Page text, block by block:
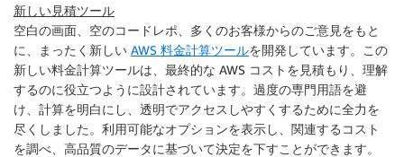
新しい見積ツール
空白の画面、空のコードレポ、多くのお客様からのご意見をもと
に、まったく新しい AWS 料金計算ツールを開発しています。この
新しい料金計算ツールは、最終的な AWS コストを見積もり、理解
するのに役立つように設計されています。過度の専門用語を避
け、計算を明白にし、透明でアクセスしやすくするために全力を
尽くしました。利用可能なオプションを表示し、関連するコスト
を調べ、高品質のデータに基づいて決定を下すことができます。